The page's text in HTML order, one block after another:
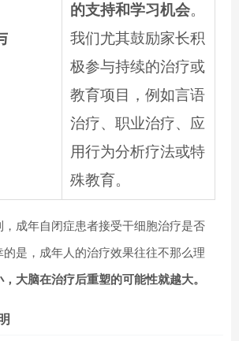
的支持和学习机会。
我们尤其鼓励家长积
极参与持续的治疗或
教育项目，例如言语
治疗、职业治疗、应
用行为分析疗法或特
殊教育。
成年自闭症患者接受干细胞治疗是否
是，成年人的治疗效果往往不那么理
大脑在治疗后重塑的可能性就越大。